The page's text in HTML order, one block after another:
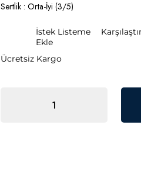
Sertlik : Orta-İyi (3/5)
İstek Listeme
Ekle
Karşılaştır
Ücretsiz Kargo